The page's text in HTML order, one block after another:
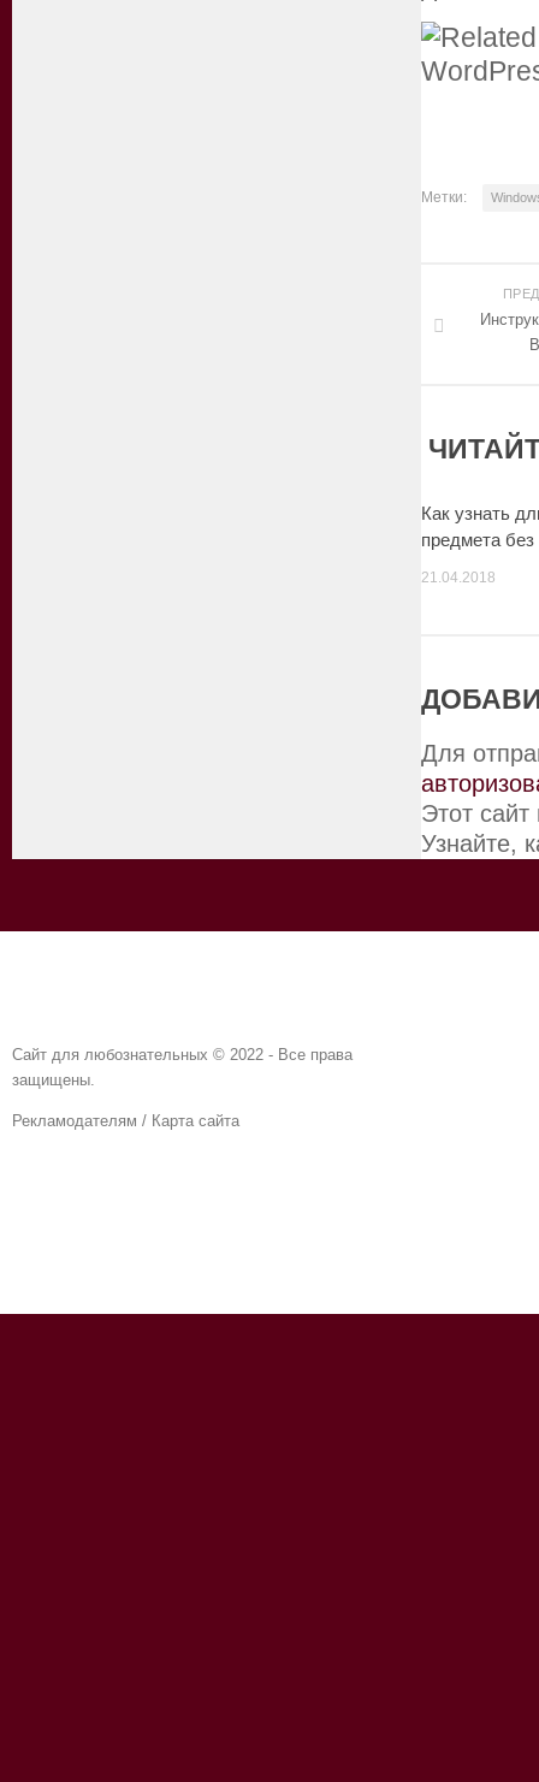
Метки:
Как узнать
предмета без
21.04.2018
Для
Этот
Узнайте,
Сайт для любознательных © 2022 - Все права
защищены.
Рекламодателям / Карта сайта